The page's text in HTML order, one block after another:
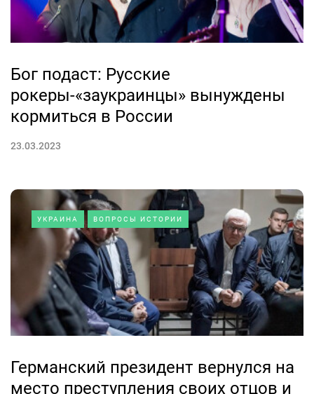
Бог подаст: Русские
рокеры-«заукраинцы» вынуждены
кормиться в России
23.03.2023
УКРАИНА ВОПРОСЫ ИСТОРИИ
Германский президент вернулся на
место преступления своих отцов и